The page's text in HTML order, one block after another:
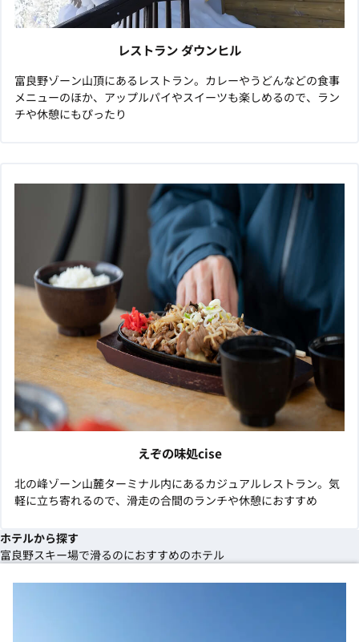
レストラン ダウンヒル
富良野ゾーン山頂にあるレストラン。カレーやうどんなどの食事
メニューのほか、アップルパイやスイーツも楽しめるので、ラン
チや休憩にもぴったり
えぞの味処cise
北の峰ゾーン山麓ターミナル内にあるカジュアルレストラン。気
軽に立ち寄れるので、滑走の合間のランチや休憩におすすめ
ホテルから探す
富良野スキー場で滑るのにおすすめのホテル